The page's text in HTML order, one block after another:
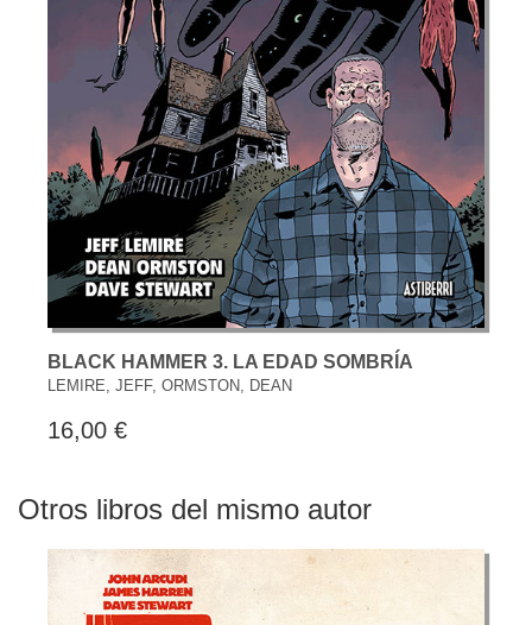
BLACK HAMMER 3. LA EDAD SOMBRÍA
LEMIRE, JEFF, ORMSTON, DEAN
16,00 €
Otros libros del mismo autor